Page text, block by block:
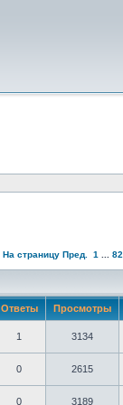
На страницу Пред. 1 82
Ответы Просмотры
1 3134
0 2615
0 3189